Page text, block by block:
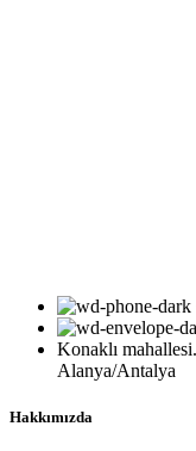
Konaklı
Alanya/Antalya
Hakkımızda